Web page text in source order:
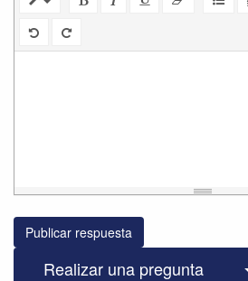
Publicar respuesta
Realizar una pregunta